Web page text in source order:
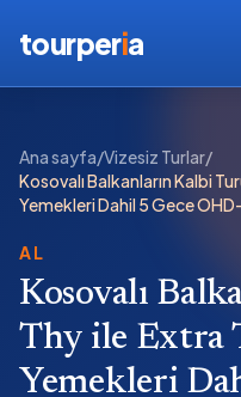
tourperia
Ana sayfa/Vizesiz Turlar/
Kosovalı Balkanların Kalbi
Yemekleri Dahil 5 Gece
AL
Kosovalı
Thy ile Extra
Yemekleri